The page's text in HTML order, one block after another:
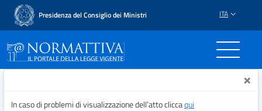
Presidenza del Consiglio dei Ministri ITA
Normattiva - Il portale ×
In caso di problemi di visualizzazione dell’atto cliccaqui